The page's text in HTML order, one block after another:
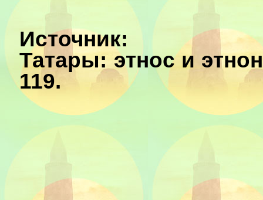
Источник:
Татары: этнос и
119.